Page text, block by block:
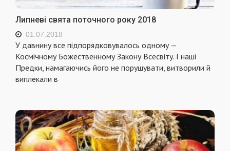
Липневі свята поточного року 2018
01.07.2018
У давнину все підпорядковувалось одному —
Космічному Божественному Закону Всесвіту. І наші
Предки, намагаючись його не порушувати, витворили й
виплекали в
...